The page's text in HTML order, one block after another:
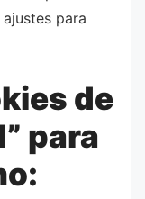
para
de
para